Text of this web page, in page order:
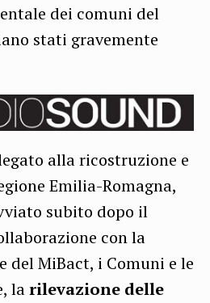
dei comuni del
stati gravemente
alla ricostruzione e
Emilia-Romagna,
subito dopo il
con la
del MiBact, i Comuni e le
larilevazione delle